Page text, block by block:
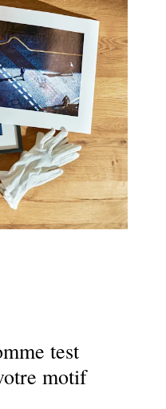
test
motif